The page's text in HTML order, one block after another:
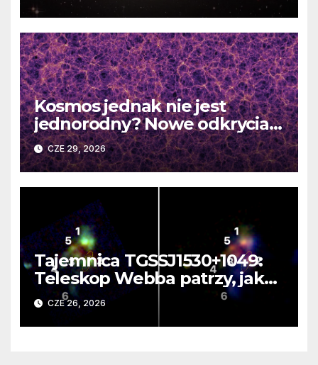
Kosmos jednak nie jest
jednorodny? Nowe odkrycia
DESI burzą fundamentalne
zasady kosmologii
CZE 29, 2026
Tajemnica TGSSJ1530+1049:
Teleskop Webba patrzy, jak
rodzi się supergalaktyka i
monstrualna czarna dziura
CZE 26, 2026